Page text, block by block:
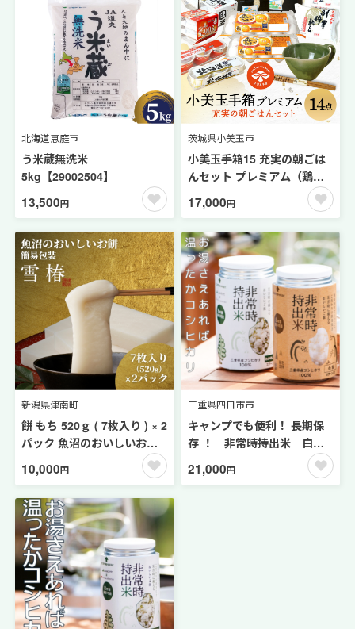
北海道恵庭市
う米蔵無洗米
5kg【29002504】
13,500円
茨城県小美玉市
小美玉手箱15 充実の朝ごは
んセット プレミアム（鶏
卵・コシヒカリ・納豆・納豆
小鉢・納豆棒のセット） 詰
め合わせ 食べくらべ 食べ比
べ お米 コシヒカリ こしひか
り 特別栽培米 ごはん 森のた
まご 卵 納豆 小鉢 棒 おかめ
納豆 大粒 小粒 バラエティセ
ット 納豆菌 茨城県産 国産 朝
食 朝ご飯 タンパク質 たんぱ
く質 限定品 0-Y
17,000円
新潟県津南町
餅 もち 520ｇ ( 7枚入り ) × 2
パック 魚沼のおいしいお餅
級もち米 魚沼産こがねもち
使用 国産もち米 お取り寄せ
新潟県 津南町 越後雪椿産業
株式会社
10,000円
三重県四日市市
キャンプでも便利！ 長期保
存 ！ 非常時持出米 白
米・わかめごはん（各5缶・
計10缶）（製造日から８
21,000円